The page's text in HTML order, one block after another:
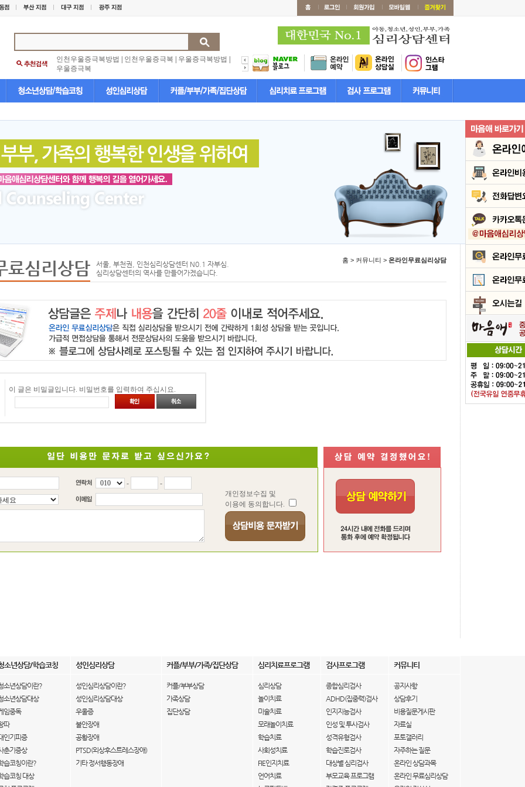
인천우울증극복방법 인천우울증극복 우울증극복방법
우울증극복
료심리상담
서울, 부천권, 인천심리상담센터 N0.1 자부심.
심리상담센터의 역사를 만들어가겠습니다.
홈 > 커뮤니티 > 온라인무료심리상담
이 글은 비밀글입니다. 비밀번호를 입력하여 주십시요.
-
-
개인정보수집 및
이용에 동의합니다.
소년상담/학습코칭 성인심리상담 커플/부부/가족/집단상담 심리치료프로그램 검사프로그램 커뮤니티
소년상담이란?
소년상담대상
임중독
따
인기피증
춘기증상
습코칭이란?
습코칭 대상
성인심리상담이란?
성인심리상담대상
우울증
불안장애
공황장애
PTSD(외상후스트레스장애)
기타 정서행동장애
커플/부부상담
가족상담
집단상담
심리상담
놀이치료
미술치료
모래놀이치료
학습치료
사회성치료
FIE인지치료
언어치료
종합심리검사
ADHD(집중력)검사
인지지능검사
인성 및 투사검사
성격유형검사
학습진로검사
대상별 심리검사
부모교육 프로그램
공지사항
상담후기
비용질문게시판
자료실
포토갤러리
자주하는 질문
온라인 상담과목
온라인 무료심리상담